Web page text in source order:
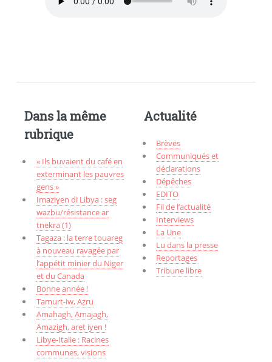
Dans la même
rubrique
« Ils buvaient du café en
exterminant les pauvres
gens »
Imaziɣen di Libya : seg
wazbu/résistance ar
tnekra (1)
Tagaza : la terre touareg
à nouveau ravagée par
l’appétit minier du Niger
et du Canada
Bonne année !
Tamurt-iw, Aẓru
Amahagh, Amajagh,
Amazigh, aret iyen !
Libye-Italie : Racines
communes, visions
Actualité
Brèves
Communiqués et
déclarations
Dépêches
EDITO
Fil de l’actualité
Interviews
La Une
Lu dans la presse
Reportages
Tribune libre